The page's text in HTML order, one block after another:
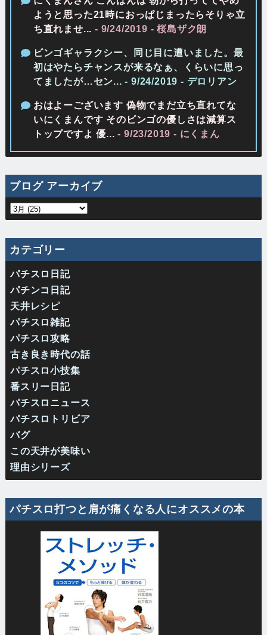
ようと思った21時におっぱじまったらそりゃ立
ち直れませ... - 9/24/2019 - 桜島ザク朗
ビンゴギャラクシー、同じ目に遭いました。最
初はやたらチャンスが来るなぁ、くらいに思っ
てましたが…セン... - 9/24/2019 - デロリアン
おはよーございます 偽物でまだ立ち直れてな
いにくまんです そのビンゴの優しさは減算ス
トップですよ 優... - 9/23/2019 - にくまん
ブログ アーカイブ
カテゴリー
パチスロ日記
パチンコ日記
天井レシピ
パチスロ雑記
パチスロ攻略
古き良き時代の話
パチスロ小技集
番スリー日記
パチスロニュース
パチスロトリビア
バグ
この天井が美味い
理由シリーズ
パチスロ打つと肩が痛くなる人にオススメの本